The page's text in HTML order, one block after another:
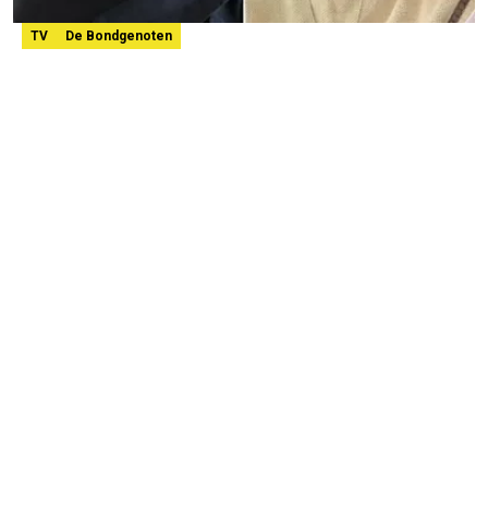
TV De Bondgenoten